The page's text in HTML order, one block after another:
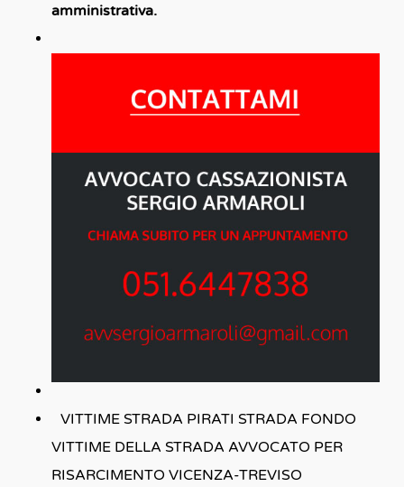
amministrativa.
VITTIME STRADA PIRATI STRADA FONDO
VITTIME DELLA STRADA AVVOCATO PER
RISARCIMENTO VICENZA-TREVISO